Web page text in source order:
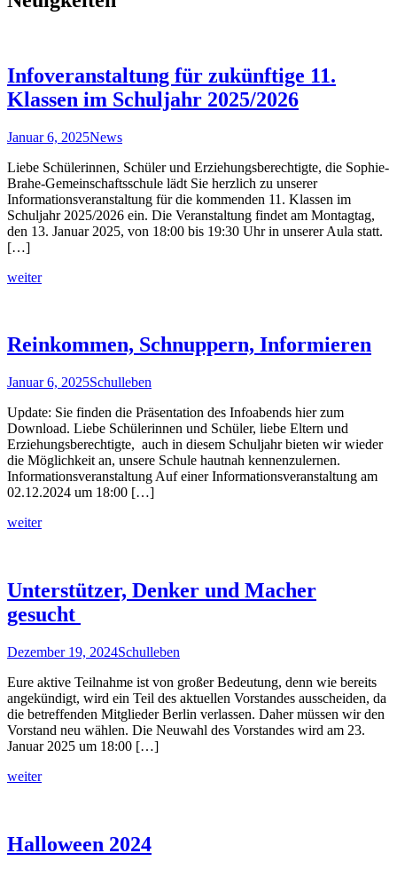
Infoveranstaltung für zukünftige 11.
Klassen im Schuljahr 2025/2026
Januar 6, 2025News
Liebe Schülerinnen, Schüler und Erziehungsberechtigte, die Sophie-
Brahe-Gemeinschaftsschule lädt Sie herzlich zu unserer
Informationsveranstaltung für die kommenden 11. Klassen im
Schuljahr 2025/2026 ein. Die Veranstaltung findet am Montagtag,
den 13. Januar 2025, von 18:00 bis 19:30 Uhr in unserer Aula statt.
[…]
weiter
Reinkommen, Schnuppern, Informieren
Januar 6, 2025Schulleben
Update: Sie finden die Präsentation des Infoabends hier zum
Download. Liebe Schülerinnen und Schüler, liebe Eltern und
Erziehungsberechtigte, auch in diesem Schuljahr bieten wir wieder
die Möglichkeit an, unsere Schule hautnah kennenzulernen.
Informationsveranstaltung Auf einer Informationsveranstaltung am
02.12.2024 um 18:00 […]
weiter
Unterstützer, Denker und Macher
gesucht
Dezember 19, 2024Schulleben
Eure aktive Teilnahme ist von großer Bedeutung, denn wie bereits
angekündigt, wird ein Teil des aktuellen Vorstandes ausscheiden, da
die betreffenden Mitglieder Berlin verlassen. Daher müssen wir den
Vorstand neu wählen. Die Neuwahl des Vorstandes wird am 23.
Januar 2025 um 18:00 […]
weiter
Halloween 2024